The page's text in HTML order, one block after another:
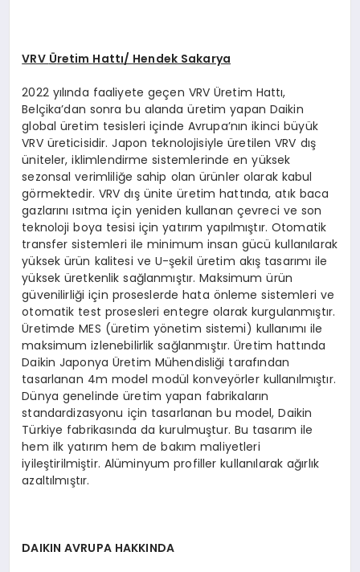
VRV Üretim Hattı/ Hendek Sakarya
2022 yılında faaliyete geçen VRV Üretim Hattı,
Belçika’dan sonra bu alanda üretim yapan Daikin
global üretim tesisleri içinde Avrupa’nın ikinci büyük
VRV üreticisidir. Japon teknolojisiyle üretilen VRV dış
üniteler, iklimlendirme sistemlerinde en yüksek
sezonsal verimliliğe sahip olan ürünler olarak kabul
görmektedir. VRV dış ünite üretim hattında, atık baca
gazlarını ısıtma için yeniden kullanan çevreci ve son
teknoloji boya tesisi için yatırım yapılmıştır. Otomatik
transfer sistemleri ile minimum insan gücü kullanılarak
yüksek ürün kalitesi ve U-şekil üretim akış tasarımı ile
yüksek üretkenlik sağlanmıştır. Maksimum ürün
güvenilirliği için proseslerde hata önleme sistemleri ve
otomatik test prosesleri entegre olarak kurgulanmıştır.
Üretimde MES (üretim yönetim sistemi) kullanımı ile
maksimum izlenebilirlik sağlanmıştır. Üretim hattında
Daikin Japonya Üretim Mühendisliği tarafından
tasarlanan 4m model modül konveyörler kullanılmıştır.
Dünya genelinde üretim yapan fabrikaların
standardizasyonu için tasarlanan bu model, Daikin
Türkiye fabrikasında da kurulmuştur. Bu tasarım ile
hem ilk yatırım hem de bakım maliyetleri
iyileştirilmiştir. Alüminyum profiller kullanılarak ağırlık
azaltılmıştır.
DAIKIN AVRUPA HAKKINDA